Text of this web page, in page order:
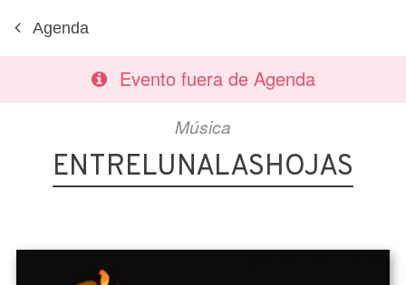
Agenda
Evento fuera de Agenda
Música
ENTRELUNALASHOJAS